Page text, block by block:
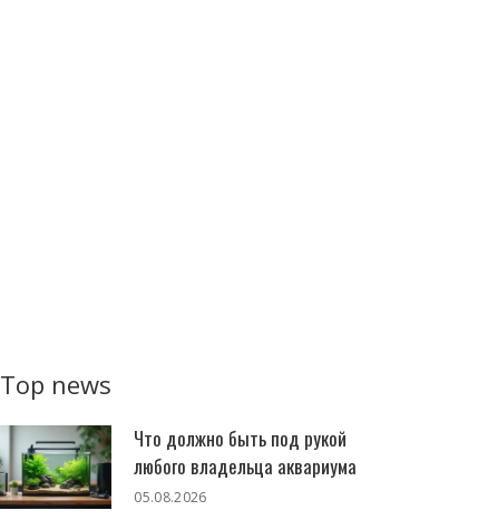
Top news
Что должно быть под рукой
любого владельца аквариума
05.08.2026